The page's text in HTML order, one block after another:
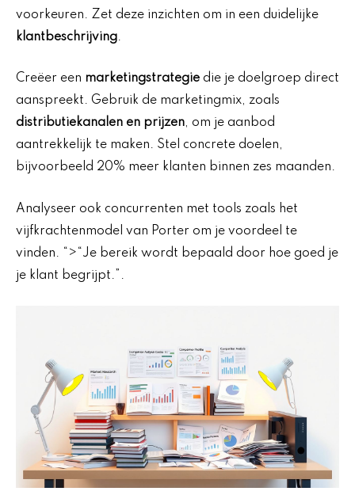
voorkeuren. Zet deze inzichten om in een duidelijke
klantbeschrijving.
Creëer een marketingstrategie die je doelgroep direct
aanspreekt. Gebruik de marketingmix, zoals
distributiekanalen en prijzen, om je aanbod
aantrekkelijk te maken. Stel concrete doelen,
bijvoorbeeld 20% meer klanten binnen zes maanden.
Analyseer ook concurrenten met tools zoals het
vijfkrachtenmodel van Porter om je voordeel te
vinden. “>“Je bereik wordt bepaald door hoe goed je
je klant begrijpt.”.